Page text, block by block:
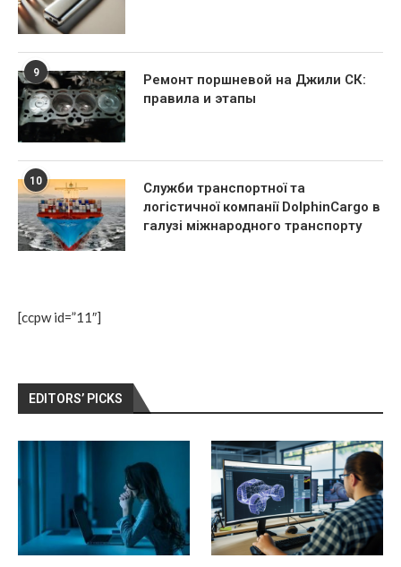
[ccpw id=”11″]
EDITORS’ PICKS
9
Ремонт поршневой на Джили СК:
правила и этапы
10
Служби транспортної та
логістичної компанії DolphinCargo в
галузі міжнародного транспорту